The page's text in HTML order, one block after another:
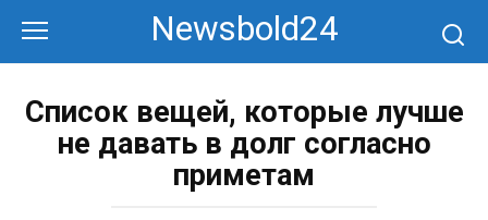
контенту
Newsbold24
Список вещей, которые лучше
не давать в долг согласно
приметам